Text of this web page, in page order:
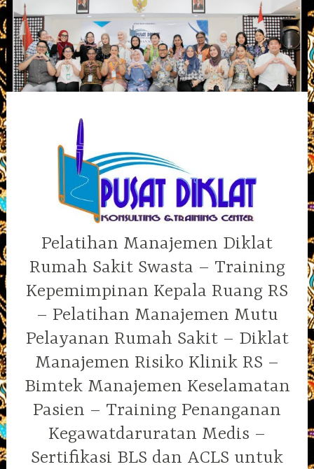
Skip
to
content
Pelatihan Manajemen Diklat
Rumah Sakit Swasta – Training
Kepemimpinan Kepala Ruang RS
– Pelatihan Manajemen Mutu
Pelayanan Rumah Sakit – Diklat
Manajemen Risiko Klinik RS –
Bimtek Manajemen Keselamatan
Pasien – Training Penanganan
Kegawatdaruratan Medis –
Sertifikasi BLS dan ACLS untuk